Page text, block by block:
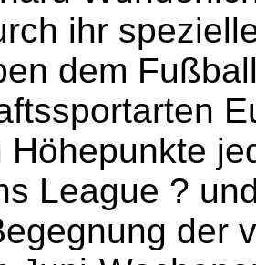
ihr
dem
Höhepunkte
League ?
der